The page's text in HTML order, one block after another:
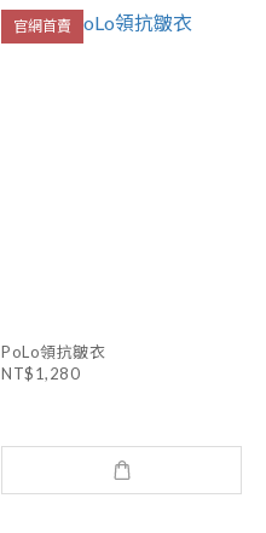
官網首賣
PoLo領抗皺衣
NT$1,280